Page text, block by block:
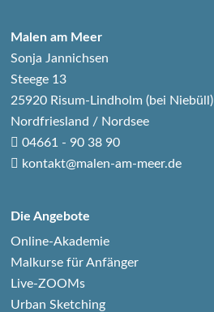
Malen am Meer
Sonja Jannichsen
Steege 13
25920 Risum-Lindholm (bei Niebüll)
Nordfriesland / Nordsee
04661 - 90 38 90
kontakt@malen-am-meer.de
Die Angebote
Online-Akademie
Malkurse für Anfänger
Live-ZOOMs
Urban Sketching